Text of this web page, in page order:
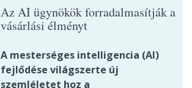
Az AI ügynökök forradalmasítják a
vásárlási élményt
A mesterséges intelligencia (AI)
fejlődése világszerte új
szemléletet hoz a